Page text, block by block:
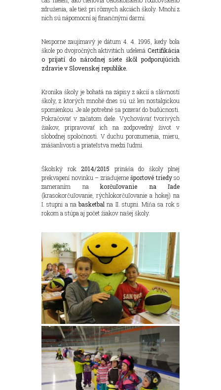
združenia, ale tiež pri rôznych akciách školy. Mnohí z
nich sú nápomocní aj finančnými darmi.
Nesporne zaujímavý je dátum 4. 4. 1995, kedy bola
škole po dvojročných aktivitách udelená Certifikácia
o prijatí do národnej siete škôl podporujúcich
zdravie v Slovenskej republike.
Kronika školy je bohatá na zápisy z akcií a slávností
školy, z ktorých mnohé dnes sú už len nostalgickou
spomienkou. Je ale potrebné sa pozerať do budúcnosti.
Pokračovať v začatom diele. Vychovávať tvorivých
žiakov, pripravovať ich na zodpovedný život v
slobodnej spoločnosti. V duchu porozumenia, mieru,
znášanlivosti a priateľstva medzi ľudmi.
Školský rok 2014/2015 prináša do školy plnej
prekvapení novinku – zriaďujemešportové triedyso
zameraním na korčuľovanie na ľade
(krasokorčuľovanie, rýchlokorčuľovanie a hokej) na
I. stupni a nabasketbal na II. stupni. Míňa sa rok s
rokom a stúpa aj počet žiakov našej školy.